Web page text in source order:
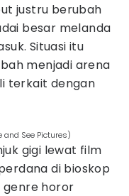
justru berubah
besar melanda
Situasi itu
menjadi arena
terkait dengan
See Pictures)
gigi lewat film
di bioskop
genre horor